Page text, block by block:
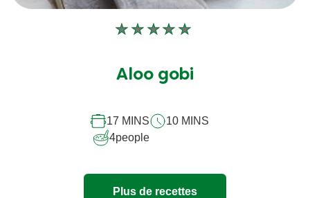
Aucune
soumise
recipe
Aloo gobi
17 MINS
10 MINS
4people
Plus de recettes